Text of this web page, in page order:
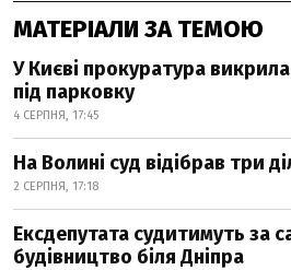
МАТЕРІАЛИ ЗА ТЕМОЮ
У Києві прокуратура
під парковку
4 СЕРПНЯ, 17:45
На Волині суд відібрав три
2 СЕРПНЯ, 17:18
Ексдепутата судитимуть за
будівництво біля Дніпра